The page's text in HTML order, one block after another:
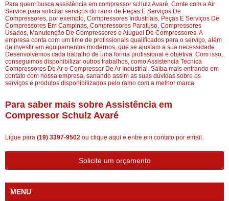
Para quem busca assistência em compressor schulz Avaré, Conte com a Air
Service para solicitar serviços do ramo de Peças E Serviços De
Compressores, por exemplo, Compressores Industriais, Peças E Serviços De
Compressores Em Campinas, Compressores Parafuso, Compressores
Usados, Manutenção De Compressores e Aluguel De Compressores. A
empresa conta com um time de profissionais qualificados para o serviço, além
de investir em equipamentos modernos, que se ajustam a sua necessidade.
Desenvolvemos cada trabalho de uma forma profissional e objetiva. Com isso,
conseguimos disponibilizar outros trabalhos, como Assistencia Tecnica
Compressores De Ar e Compressor De Ar Industrial. Saiba mais entrando em
contato com nossa empresa, sanando assim as suas dúvidas sobre os
serviços e produtos disponibilizados pelo ramo com a melhor marca.
Para saber mais sobre Assistência em
Compressor Schulz Avaré
Ligue para (19) 3397-9502 ou clique aqui e entre em contato por email.
Solicite um orçamento
MENU